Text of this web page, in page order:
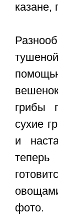
казане,
грибы
сухие
и
фото.